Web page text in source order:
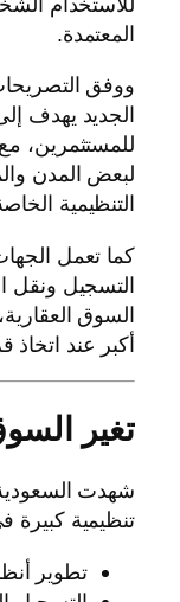
المعتمدة.
ووفق
الجديد يهدف
للمستثمرين،
لبعض المدن
التنظيمية
كما تعمل
التسجيل ونقل
السوق
أكبر عند اتخاذ
تغير
شهدت
تنظيمية
تطوير